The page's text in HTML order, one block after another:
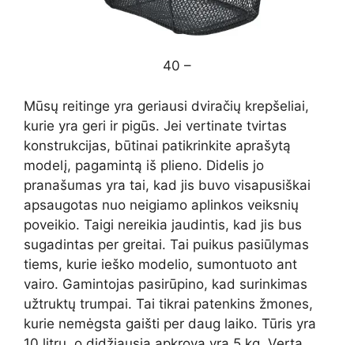
40 –
Mūsų reitinge yra geriausi dviračių krepšeliai,
kurie yra geri ir pigūs. Jei vertinate tvirtas
konstrukcijas, būtinai patikrinkite aprašytą
modelį, pagamintą iš plieno. Didelis jo
pranašumas yra tai, kad jis buvo visapusiškai
apsaugotas nuo neigiamo aplinkos veiksnių
poveikio. Taigi nereikia jaudintis, kad jis bus
sugadintas per greitai. Tai puikus pasiūlymas
tiems, kurie ieško modelio, sumontuoto ant
vairo. Gamintojas pasirūpino, kad surinkimas
užtruktų trumpai. Tai tikrai patenkins žmones,
kurie nemėgsta gaišti per daug laiko. Tūris yra